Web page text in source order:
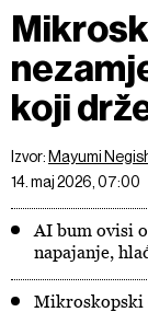
koji
Izvor: Mayumi
14. maj 2026, 07:00
AI bum ovisi
napajanje,
Mikroskopski